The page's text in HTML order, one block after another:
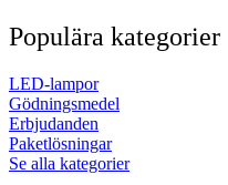
Populära kategorier
LED-lampor
Gödningsmedel
Erbjudanden
Paketlösningar
Se alla kategorier